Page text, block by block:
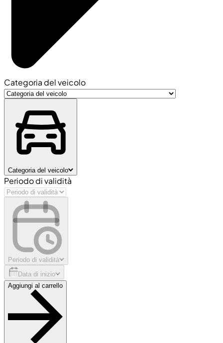
Categoria del veicolo
Categoria del veicolo
Periodo di validità
Periodo di validità
Data di inizio
Aggiungi al carrello